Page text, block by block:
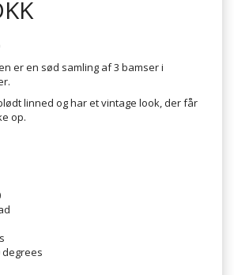
er en sød samling af 3 bamser i
linned og har et vintage look, der får
op.
degrees